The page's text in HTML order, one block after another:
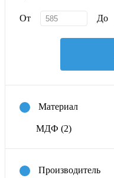
От До
Материал
МДФ (2)
Производитель